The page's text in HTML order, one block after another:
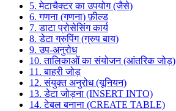
5. मेटाचैक्टर का उपयोग (जैसे)
6. गणना (गणना) फ़ील्ड
7. डाटा प्रोसेसिंग कार्य
8. डेटा ग्रुपिंग (ग्रुप बाय)
9. उप-अनुरोध
10. तालिकाओं का संयोजन (आंतरिक जोड़)
11. बाहरी जोड़
12. संयुक्त अनुरोध (यूनियन)
13. डेटा जोड़ना (INSERT INTO)
14. टेबल बनाना (CREATE TABLE)